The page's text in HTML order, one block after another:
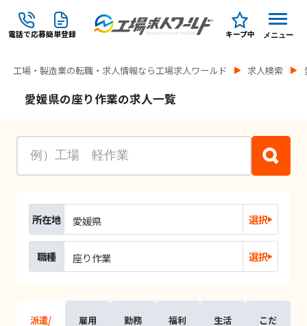
電話で応募簡単登録 キープ中 メニュー
工場・製造業の転職・求人情報なら工場求人ワールド 求人検索
愛媛県の座り作業の求人一覧
所在地 愛媛県 選択
職種 座り作業 選択
派遣/
雇用
勤務
福利
生活
こだ